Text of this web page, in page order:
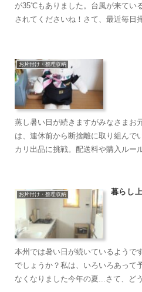
が35℃もありました。台風が来てい
されてくださいね！さて、最近毎日
お片付け・整理収納
蒸し暑い日が続きますがみなさまお
は、連休前から断捨離に取り組んで
カリ出品に挑戦。配送料や購入ルー
お片付け・整理収納 暮らし
本州では暑い日が続いているようで
でしょうか？私は、いろいろあって
なくなりました今年の夏...さて、ど